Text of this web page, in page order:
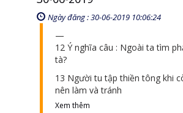
45 Một trăm người truyền thiền
khó thế!
46 Tại sao các nhà khoa học lại
Xem thêm